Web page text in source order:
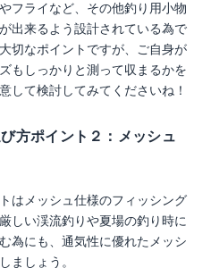
フライなど、その他釣り用小物
出来るよう設計されている為で
切なポイントですが、ご自身が
もしっかりと測って収まるかを
して検討してみてくださいね！
方ポイント２：メッシュ
はメッシュ仕様のフィッシング
しい渓流釣りや夏場の釣り時に
為にも、通気性に優れたメッシ
ましょう。